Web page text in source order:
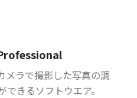
メラで撮影した写真の調
できるソフトウエア。